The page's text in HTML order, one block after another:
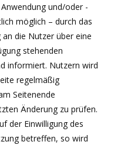
und/oder -
möglich – durch das
die Nutzer über eine
stehenden
informiert. Nutzern wird
regelmäßig
Seitenende
Änderung zu prüfen.
der Einwilligung des
betreffen, so wird